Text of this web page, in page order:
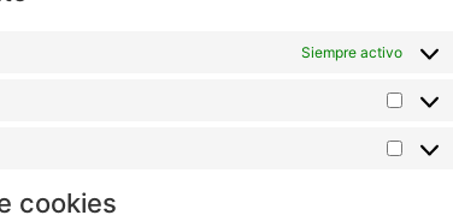
Siempre activo
cookies